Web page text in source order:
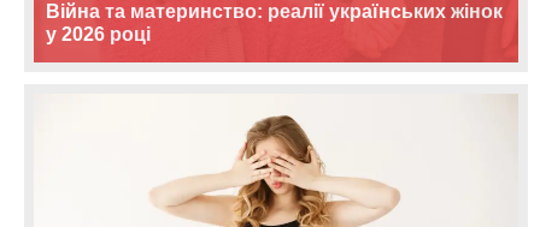
Війна та материнство: реалії українських жінок
у 2026 році